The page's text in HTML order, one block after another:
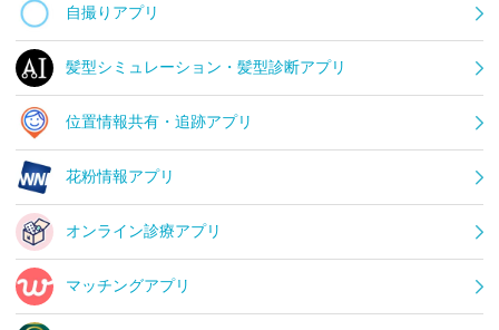
自撮りアプリ
髪型シミュレーション・髪型診断アプリ
位置情報共有・追跡アプリ
花粉情報アプリ
オンライン診療アプリ
マッチングアプリ